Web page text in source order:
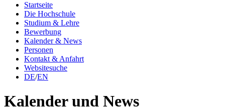
Startseite
Die Hochschule
Studium & Lehre
Bewerbung
Kalender & News
Personen
Kontakt & Anfahrt
Websitesuche
DE/EN
Kalender und News